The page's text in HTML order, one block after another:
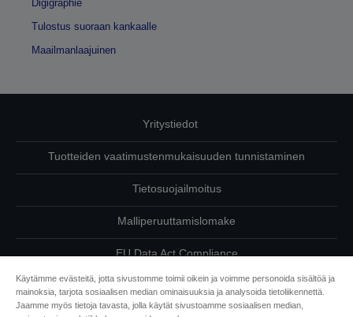
Digigraphie
Tulostus suoraan kankaalle
Maailmanlaajuinen
Yritystiedot
Tuotteiden vaatimustenmukaisuuden tunnistaminen
Tietosuojailmoitus
Malliperuuttamislomake
EU Data Act Compliance
Ota meihin yhteyttä omista tiedoistasi
Käytämme evästeitä, jotta sivustomme toimii oikein ja voimme personoida sisältöä ja
mainoksia, tarjota sosiaalisen median ominaisuuksia ja analysoida tietoliikennettä.
Jaamme myös tietoja tavasta, jolla käytät sivustoamme sosiaalisen median,